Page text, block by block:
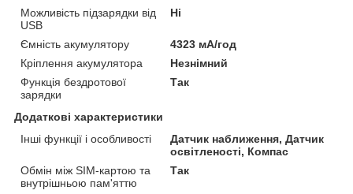
Можливість підзарядки від
USB
Ні
Ємність акумулятору
4323 мА/год
Кріплення акумулятора
Незнімний
Функція бездротової
зарядки
Так
Додаткові характеристики
Інші функції і особливості
Датчик наближення, Датчик
освітленості, Компас
Обмін між SIM-картою та
внутрішньою пам'яттю
Так